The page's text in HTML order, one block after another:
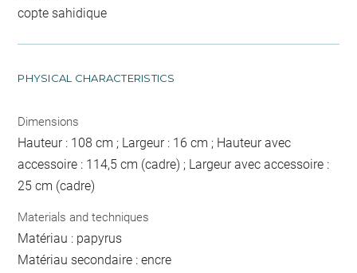
copte sahidique
PHYSICAL CHARACTERISTICS
Dimensions
Hauteur : 108 cm ; Largeur : 16 cm ; Hauteur avec
accessoire : 114,5 cm (cadre) ; Largeur avec accessoire :
25 cm (cadre)
Materials and techniques
Matériau : papyrus
Matériau secondaire : encre